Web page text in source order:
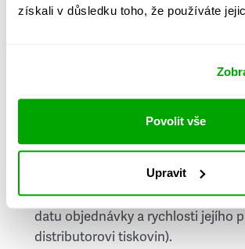
získali v důsledku toho, že používáte
Povolit vše
Upravit
doručování týdeníku Respekt v
první vydání ve vaší schránce se
příští, nejpozději přespříští týden (v
datu objednávky a rychlosti jejího
distributorovi tiskovin).